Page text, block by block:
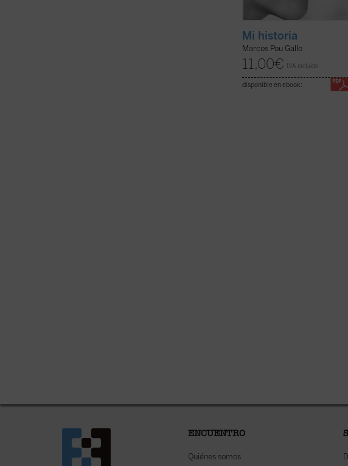
Mi historia
Marcos Pou Gallo
11,00€ IVA incluido
disponible en ebook:
ENCUENTRO
Quiénes somos